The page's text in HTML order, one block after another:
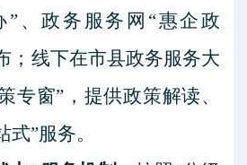
”、政务服务网“惠企政
；线下在市县政务服务大
专窗”，提供政策解读、
式”服务。